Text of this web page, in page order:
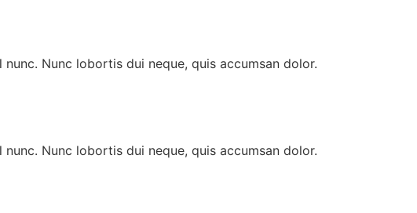
Nunc lobortis dui neque, quis accumsan dolor.
Nunc lobortis dui neque, quis accumsan dolor.